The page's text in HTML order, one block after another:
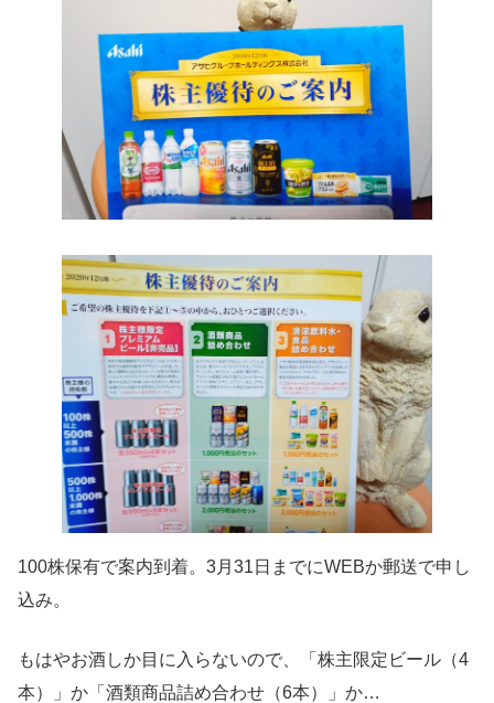
100株保有で案内到着。3月31日までにWEBか郵送で申し
込み。
もはやお酒しか目に入らないので、「株主限定ビール（4
本）」か「酒類商品詰め合わせ（6本）」か…